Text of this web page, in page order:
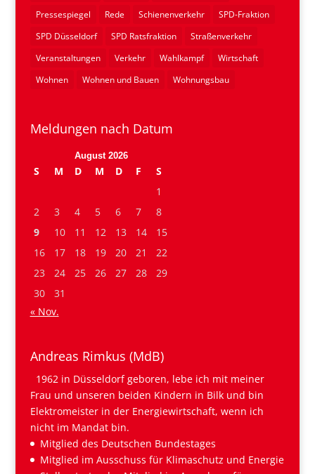
Pressespiegel
Rede Schienenverkehr
SPD-Fraktion
SPD Düsseldorf
SPD Ratsfraktion
Straßenverkehr
Veranstaltungen
Verkehr Wahlkampf
Wirtschaft
Wohnen
Wohnen und Bauen Wohnungsbau
Meldungen nach Datum
August 2026
S M D M D F
S
1
2
3 4 5 6 7
8
9
10 11 12 13 14
15
16
17 18 19 20 21
22
23
24 25 26 27 28
29
30
31
« Nov.
Andreas Rimkus (MdB)
1962 in Düsseldorf geboren, lebe ich mit meiner
Frau und unseren beiden Kindern in Bilk und bin
Elektromeister in der Energiewirtschaft, wenn ich
nicht im Mandat bin.
Mitglied des Deutschen Bundestages
Mitglied im Ausschuss für Klimaschutz und Energie